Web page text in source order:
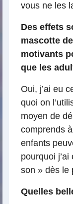
vous ne les
Des effets
mascotte
motivants
que les
Oui, j’ai eu
quoi on
moyen de
comprends
enfants
pourquoi
son » dès le
Quelles